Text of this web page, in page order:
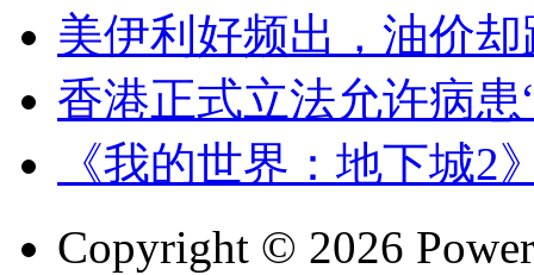
美伊利好频出，油价
香港正式立法允许病
《我的世界：地下城2
Copyright © 2026